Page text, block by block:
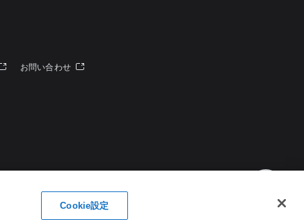
お問い合わせ
Cookie設定